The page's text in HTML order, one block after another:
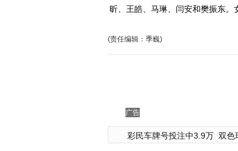
昕、王皓、马琳、闫安和樊振东。
(责任编辑：季巍)
广告
彩民车牌号投注中3.9万 双色